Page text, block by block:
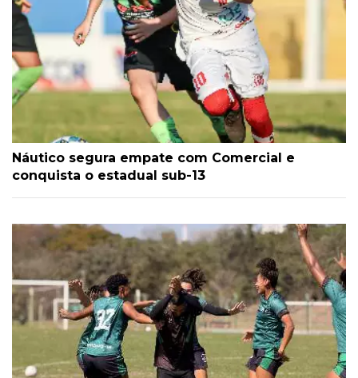
Náutico segura empate com Comercial e
conquista o estadual sub-13